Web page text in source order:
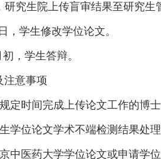
研究生院上传盲审结果至研究
，学生修改学位论文。
，学生答辩。
注意事项
规定时间完成上传论文工作的博
生学位论文学术不端检测结果处
京中医药大学学位论文或申请学